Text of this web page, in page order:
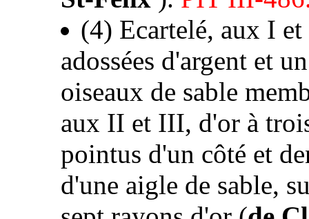
(4) Ecartelé, aux I
adossées d'argent et
oiseaux de sable
aux II et III, d'or à
pointus d'un côté et
d'une aigle de sable,